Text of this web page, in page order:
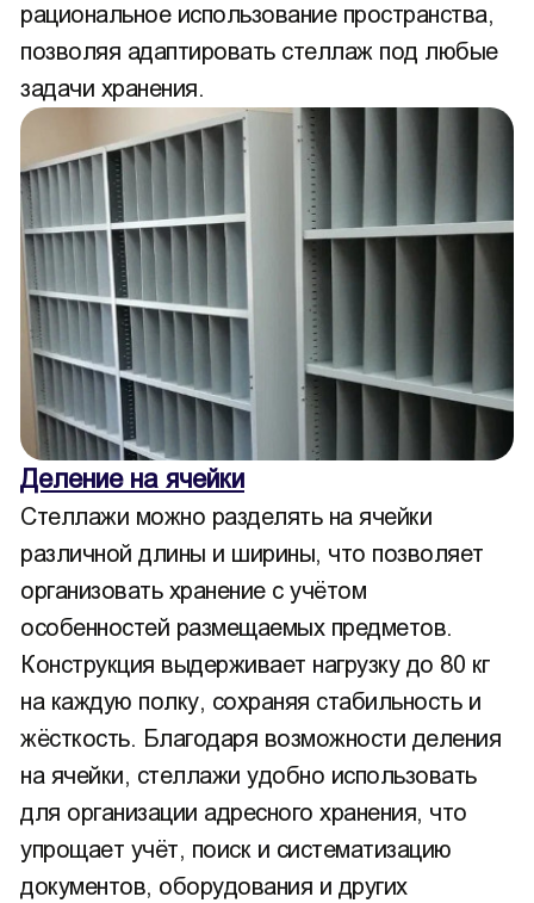
рациональное использование пространства,
позволяя адаптировать стеллаж под любые
задачи хранения.
Деление на ячейки
Стеллажи можно разделять на ячейки
различной длины и ширины, что позволяет
организовать хранение с учётом
особенностей размещаемых предметов.
Конструкция выдерживает нагрузку до 80 кг
на каждую полку, сохраняя стабильность и
жёсткость. Благодаря возможности деления
на ячейки, стеллажи удобно использовать
для организации адресного хранения, что
упрощает учёт, поиск и систематизацию
документов, оборудования и других